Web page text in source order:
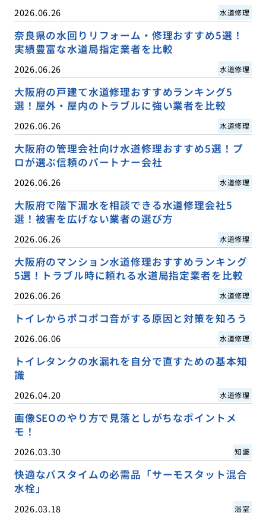
2026.06.26 水道修理
奈良県の水回りリフォーム・修理おすすめ5選！
実績豊富な水道局指定業者を比較
2026.06.26 水道修理
大阪府の戸建て水道修理おすすめランキング5
選！屋外・屋内のトラブルに強い業者を比較
2026.06.26 水道修理
大阪府の管理会社向け水道修理おすすめ5選！プ
ロが選ぶ信頼のパートナー会社
2026.06.26 水道修理
大阪府で階下漏水を相談できる水道修理会社5
選！被害を広げない業者の選び方
2026.06.26 水道修理
大阪府のマンション水道修理おすすめランキング
5選！トラブル時に頼れる水道局指定業者を比較
2026.06.26 水道修理
トイレからポコポコ音がする原因と対策を知ろう
2026.06.06 水道修理
トイレタンクの水漏れを自分で直すための基本知
識
2026.04.20 水道修理
画像SEOのやり方で見落としがちなポイントメ
モ！
2026.03.30 知識
快適なバスタイムの必需品「サーモスタット混合
水栓」
2026.03.18 浴室